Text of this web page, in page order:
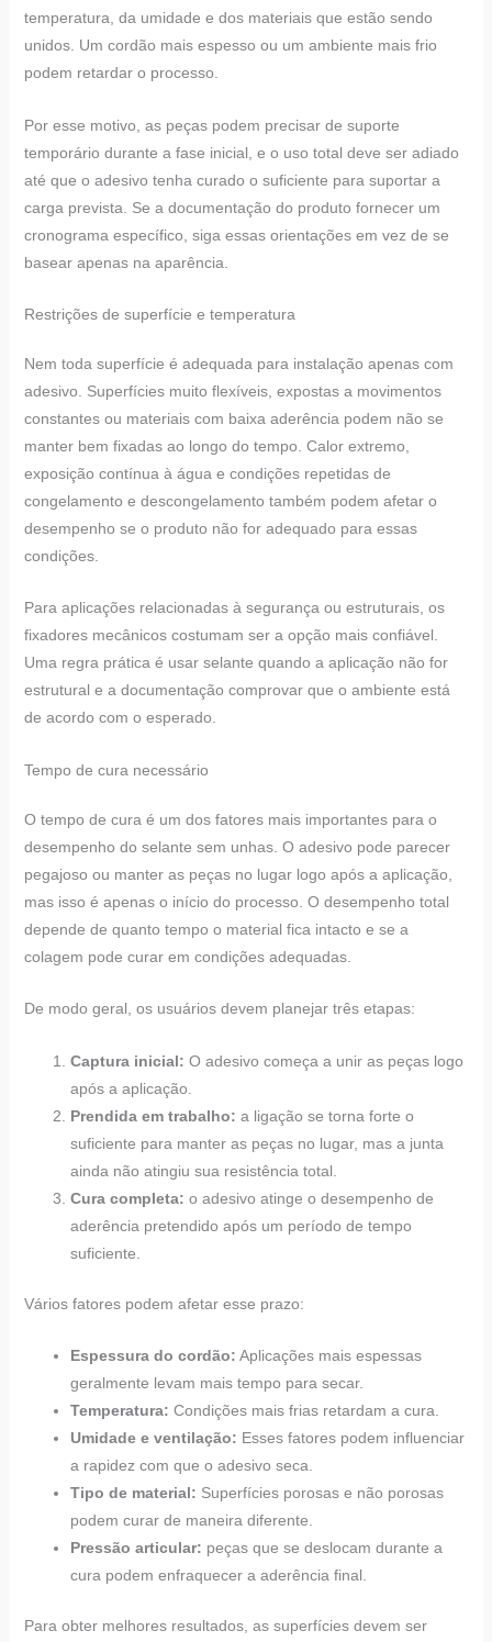
temperatura, da umidade e dos materiais que estão sendo
unidos. Um cordão mais espesso ou um ambiente mais frio
podem retardar o processo.
Por esse motivo, as peças podem precisar de suporte
temporário durante a fase inicial, e o uso total deve ser adiado
até que o adesivo tenha curado o suficiente para suportar a
carga prevista. Se a documentação do produto fornecer um
cronograma específico, siga essas orientações em vez de se
basear apenas na aparência.
Restrições de superfície e temperatura
Nem toda superfície é adequada para instalação apenas com
adesivo. Superfícies muito flexíveis, expostas a movimentos
constantes ou materiais com baixa aderência podem não se
manter bem fixadas ao longo do tempo. Calor extremo,
exposição contínua à água e condições repetidas de
congelamento e descongelamento também podem afetar o
desempenho se o produto não for adequado para essas
condições.
Para aplicações relacionadas à segurança ou estruturais, os
fixadores mecânicos costumam ser a opção mais confiável.
Uma regra prática é usar selante quando a aplicação não for
estrutural e a documentação comprovar que o ambiente está
de acordo com o esperado.
Tempo de cura necessário
O tempo de cura é um dos fatores mais importantes para o
desempenho do selante sem unhas. O adesivo pode parecer
pegajoso ou manter as peças no lugar logo após a aplicação,
mas isso é apenas o início do processo. O desempenho total
depende de quanto tempo o material fica intacto e se a
colagem pode curar em condições adequadas.
De modo geral, os usuários devem planejar três etapas:
Captura inicial: O adesivo começa a unir as peças logo
após a aplicação.
Prendida em trabalho: a ligação se torna forte o
suficiente para manter as peças no lugar, mas a junta
ainda não atingiu sua resistência total.
Cura completa: o adesivo atinge o desempenho de
aderência pretendido após um período de tempo
suficiente.
Vários fatores podem afetar esse prazo:
Espessura do cordão: Aplicações mais espessas
geralmente levam mais tempo para secar.
Temperatura: Condições mais frias retardam a cura.
Umidade e ventilação: Esses fatores podem influenciar
a rapidez com que o adesivo seca.
Tipo de material: Superfícies porosas e não porosas
podem curar de maneira diferente.
Pressão articular: peças que se deslocam durante a
cura podem enfraquecer a aderência final.
Para obter melhores resultados, as superfícies devem ser